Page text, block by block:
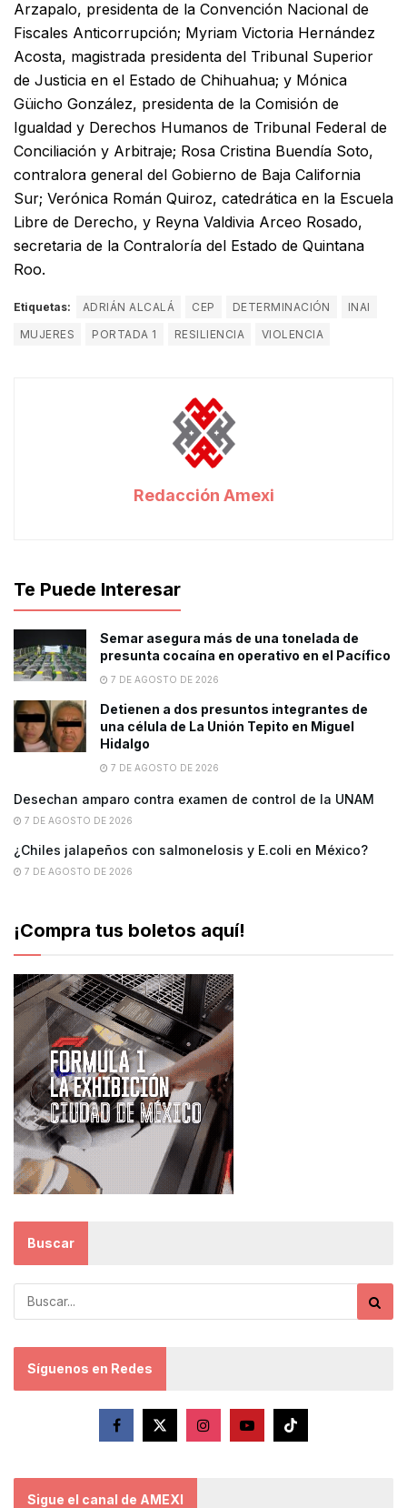
Arzapalo, presidenta de la Convención Nacional de
Fiscales Anticorrupción; Myriam Victoria Hernández
Acosta, magistrada presidenta del Tribunal Superior
de Justicia en el Estado de Chihuahua; y Mónica
Güicho González, presidenta de la Comisión de
Igualdad y Derechos Humanos de Tribunal Federal de
Conciliación y Arbitraje; Rosa Cristina Buendía Soto,
contralora general del Gobierno de Baja California
Sur; Verónica Román Quiroz, catedrática en la Escuela
Libre de Derecho, y Reyna Valdivia Arceo Rosado,
secretaria de la Contraloría del Estado de Quintana
Roo.
Etiquetas: ADRIÁN ALCALÁ CEP DETERMINACIÓN
INAI
MUJERES
PORTADA 1 RESILIENCIA VIOLENCIA
Redacción Amexi
Te Puede Interesar
Semar asegura más de una tonelada de
presunta cocaína en operativo en el Pacífico
7 DE AGOSTO DE 2026
Detienen a dos presuntos integrantes de
una célula de La Unión Tepito en Miguel
Hidalgo
7 DE AGOSTO DE 2026
Desechan amparo contra examen de control de la UNAM
7 DE AGOSTO DE 2026
¿Chiles jalapeños con salmonelosis y E.coli en México?
7 DE AGOSTO DE 2026
¡Compra tus boletos aquí!
Buscar
Síguenos en Redes
Sigue el canal de AMEXI